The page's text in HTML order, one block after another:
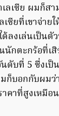
ลเซีย ผมก็สา
เซียที่เขาจ่าย
ด้ลงเล่นเป็น
นักตะกร้อที่เ
ดับที่ 5 ซึ่งเ
ก็บอกกับผมว่
าคาที่สูงเหมื